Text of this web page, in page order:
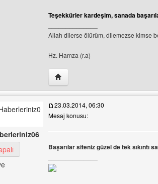
Teşekkürler kardeşim, sanada
Allah dilerse ölürüm, dilemezse kimse
Hz. Hamza (r.a)
Yazarın web sitesini ziyaret et:
Kullanıcının profilini görüntüle
23.03.2014, 06:30
Mesaj konusu:
Başarılar siteniz güzel de tek